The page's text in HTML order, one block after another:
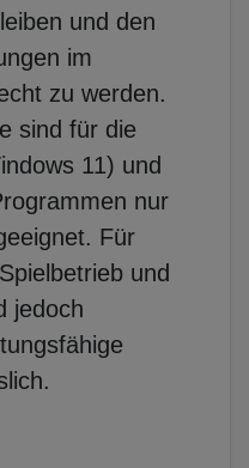
und den
im
zu werden.
sind für die
11) und
nur
Für
und
jedoch